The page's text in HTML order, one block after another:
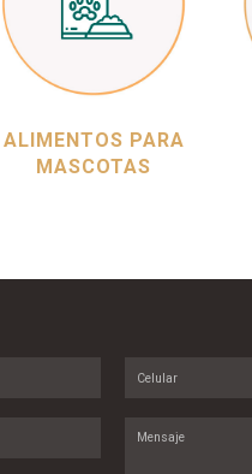
ALIMENTOS PARA
MASCOTAS